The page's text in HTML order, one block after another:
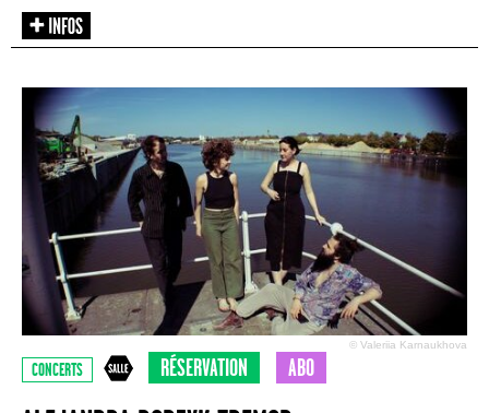
© Valeriia Karnaukhova
CONCERTS RÉSERVATION ABO